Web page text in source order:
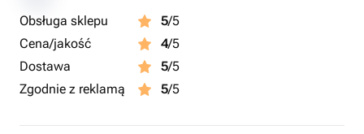
Obsługa sklepu 5/5
Cena/jakość
4/5
Dostawa
5/5
Zgodnie z reklamą
5/5